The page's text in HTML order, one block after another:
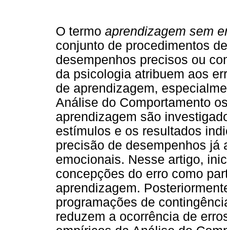
O termo aprendizagem sem
conjunto de procedimentos
desempenhos precisos ou
da psicologia atribuem aos
de aprendizagem,
Análise do Comportamento
aprendizagem são
estímulos e os resultados
precisão de desempenhos já
emocionais. Nesse artigo,
concepções do erro como
aprendizagem.
programações de
reduzem a ocorrência de